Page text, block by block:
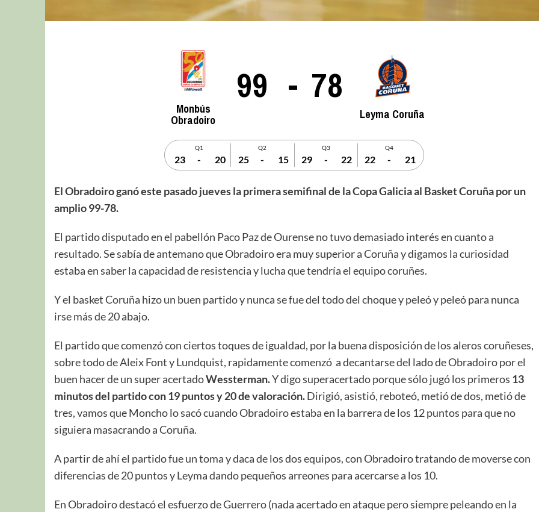
Monbús
Obradoiro
99 - 78
Leyma Coruña
Q1
23 - 20
Q2
25 - 15
Q3
29 - 22
Q4
22 - 21
El Obradoiro ganó este pasado jueves la primera semifinal de la Copa Galicia al Basket Coruña por un
amplio 99-78.
El partido disputado en el pabellón Paco Paz de Ourense no tuvo demasiado interés en cuanto a
resultado. Se sabía de antemano que Obradoiro era muy superior a Coruña y digamos la curiosidad
estaba en saber la capacidad de resistencia y lucha que tendría el equipo coruñes.
Y el basket Coruña hizo un buen partido y nunca se fue del todo del choque y peleó y peleó para nunca
irse más de 20 abajo.
El partido que comenzó con ciertos toques de igualdad, por la buena disposición de los aleros coruñeses,
sobre todo de Aleix Font y Lundquist, rapidamente comenzó a decantarse del lado de Obradoiro por el
buen hacer de un super acertadoWessterman.Y digo superacertado porque sólo jugó los primeros 13
minutos del partido con 19 puntos y 20 de valoración.Dirigió, asistió, reboteó, metió de dos, metió de
tres, vamos que Moncho lo sacó cuando Obradoiro estaba en la barrera de los 12 puntos para que no
siguiera masacrando a Coruña.
A partir de ahí el partido fue un toma y daca de los dos equipos, con Obradoiro tratando de moverse con
diferencias de 20 puntos y Leyma dando pequeños arreones para acercarse a los 10.
En Obradoiro destacó el esfuerzo de Guerrero (nada acertado en ataque pero siempre peleando en la